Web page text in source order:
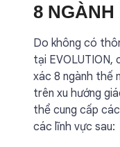
8 NGÀNH
Do không có
tại EVOLUTION,
xác 8 ngành thế
trên xu hướng
thể cung cấp
các lĩnh vực sau: